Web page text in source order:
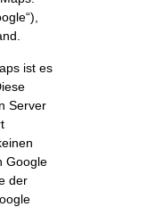
ist es
Server
Google
der